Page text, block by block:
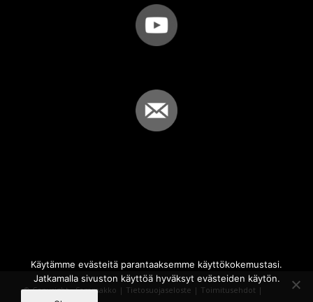
© Copyright - Sammakko | Tietosuojaseloste | Toimitusehdot |
Käytämme evästeitä parantaaksemme käyttökokemustasi.
Jatkamalla sivuston käyttöä hyväksyt evästeiden käytön.